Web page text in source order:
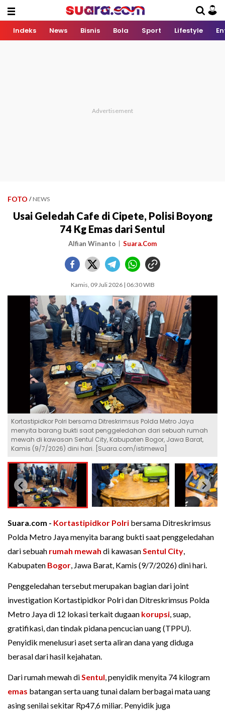
Indeks News Bisnis Bola Sport Lifestyle
FOTO / NEWS
Usai Geledah Cafe di Cipete, Polisi Boyong
74 Kg Emas dari Sentul
Alfian Winanto Suara.Com
Kamis, 09 Juli 2026 | 06:30 WIB
Kortastipidkor Polri bersama Ditreskrimsus Polda Metro Jaya
menyita barang bukti saat penggeledahan dari sebuah rumah
mewah di kawasan Sentul City, Kabupaten Bogor, Jawa Barat,
Kamis (9/7/2026) dini hari. [Suara.com/istimewa]
Suara.com - Kortastipidkor Polri bersama Ditreskrimsus
Polda Metro Jaya menyita barang bukti saat penggeledahan
dari sebuah rumah mewah di kawasanSentul City,
Kabupaten Bogor, Jawa Barat, Kamis (9/7/2026) dini hari.
Penggeledahan tersebut merupakan bagian dari joint
investigation Kortastipidkor Polri dan Ditreskrimsus Polda
Metro Jaya di 12 lokasi terkait dugaan korupsi, suap,
gratifikasi, dan tindak pidana pencucian uang (TPPU).
Penyidik menelusuri aset serta aliran dana yang diduga
berasal dari hasil kejahatan.
Dari rumah mewah diSentul, penyidik menyita 74 kilogram
emas batangan serta uang tunai dalam berbagai mata uang
asing senilai sekitar Rp47,6 miliar. Penyidik juga